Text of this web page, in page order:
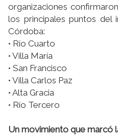
organizaciones
los principales puntos del
Córdoba:
• Río Cuarto
• Villa María
• San Francisco
• Villa Carlos Paz
• Alta Gracia
• Río Tercero
Un movimiento que marcó